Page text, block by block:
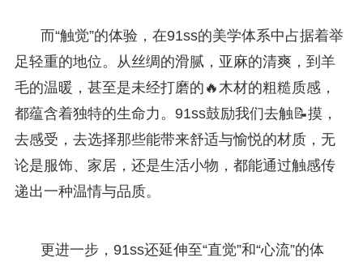
而“触觉”的体验，在91ss的美学体系中占据着举
足轻重的地位。从丝绸的滑腻，亚麻的清爽，到羊
毛的温暖，甚至是未经打磨的🔥木材的粗糙质感，
都蕴含着独特的生命力。91ss鼓励我们去触📝摸，
去感受，去选择那些能带来舒适与愉悦的材质，无
论是服饰、家居，还是生活小物，都能通过触感传
递出一种温情与品质。
更进一步，91ss还延伸至“直觉”和“心流”的体